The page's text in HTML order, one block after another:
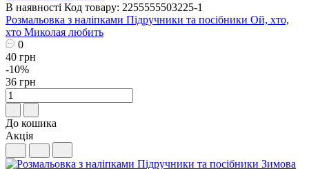
В наявності Код товару: 2255555503225-1
Розмальовка з наліпками Підручники та посібники Ой, хто,
хто Миколая любить
0
40 грн
-10%
36 грн
До кошика
Акція